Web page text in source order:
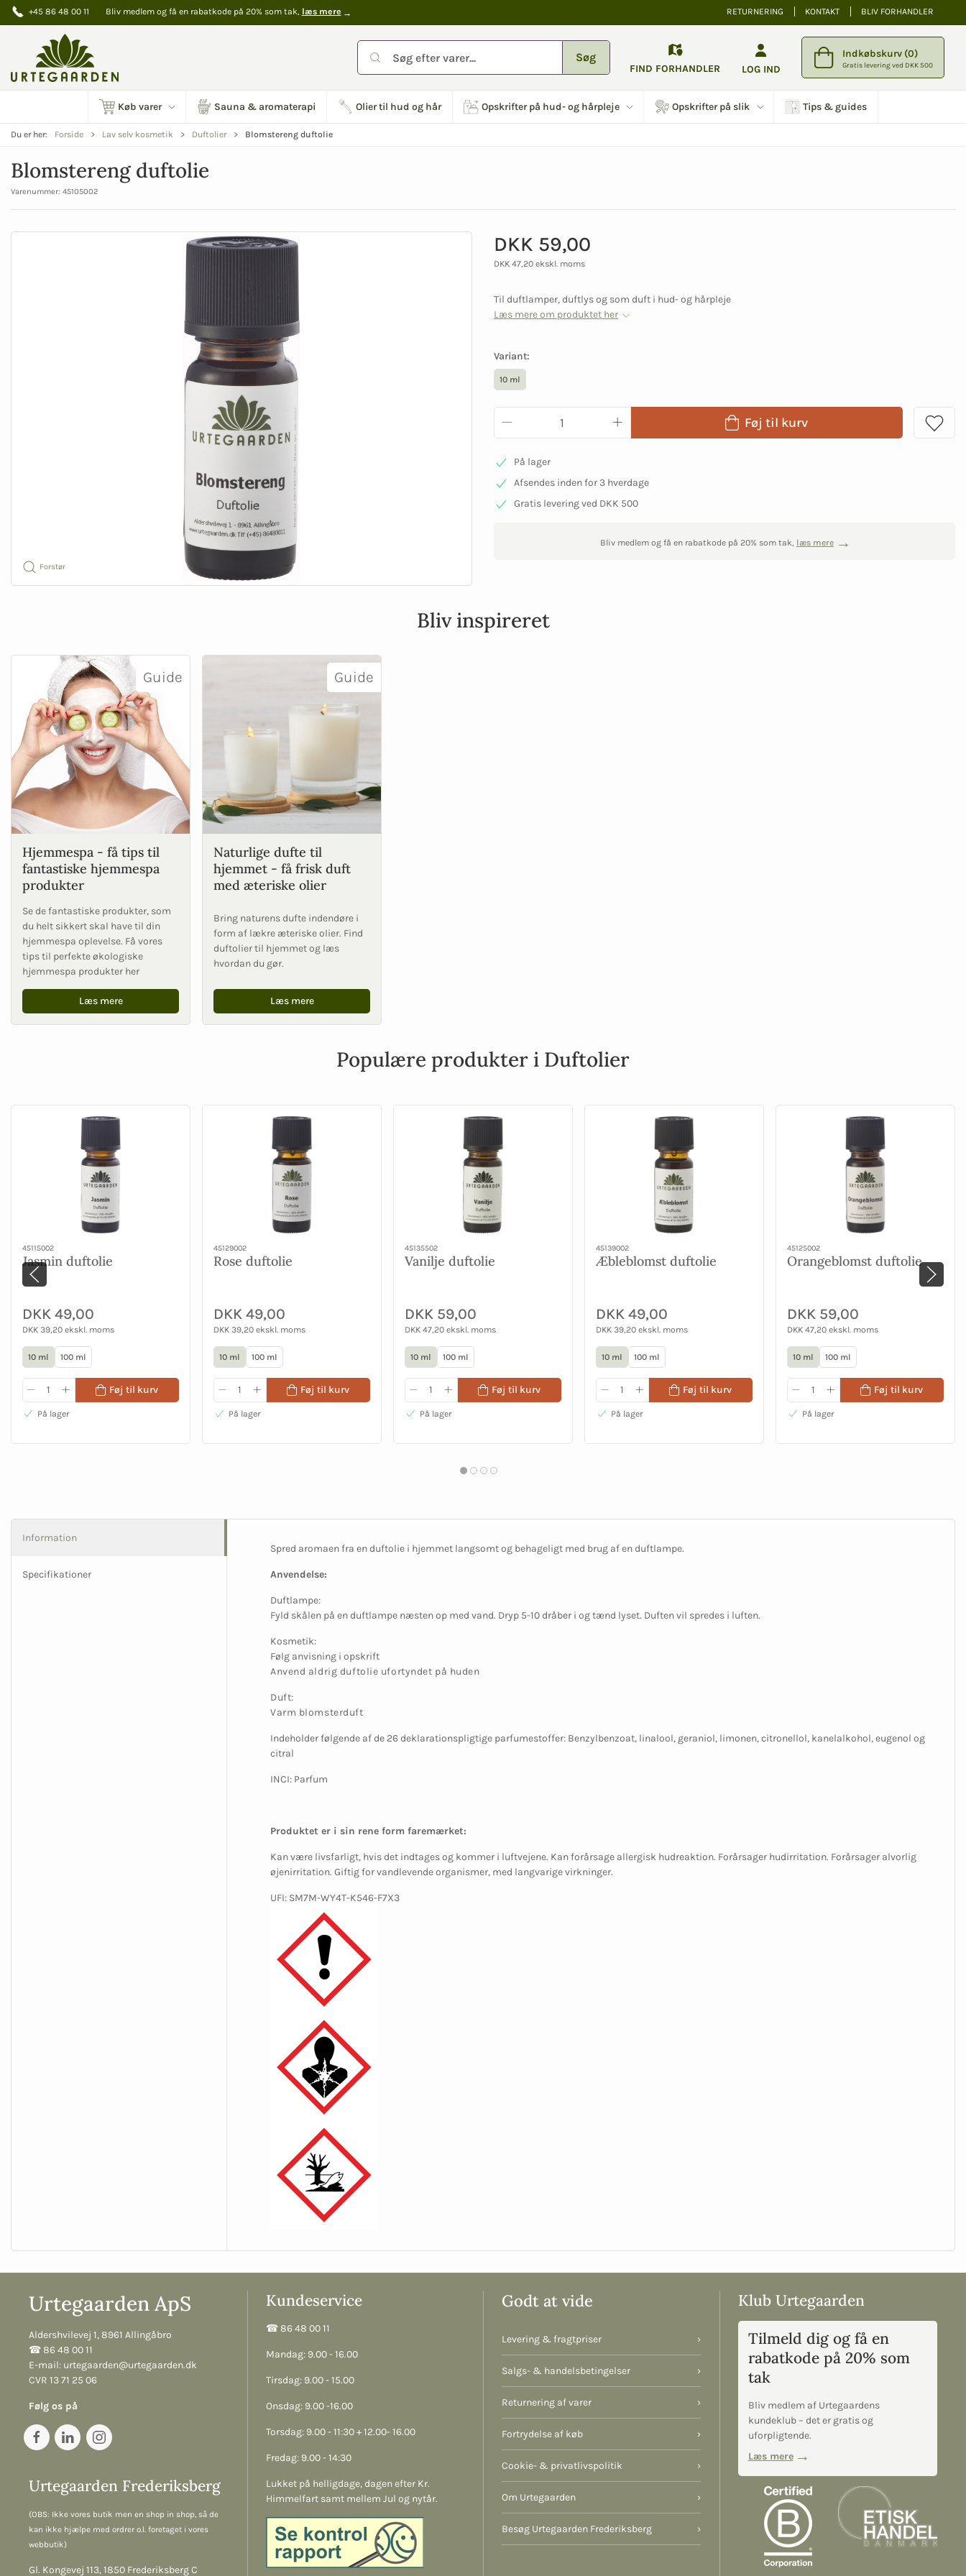
+45 86 48 00 11 Bliv medlem og få en rabatkode på 20% som tak, læs mere RETURNERING KONTAKT BLIV FORHANDLER
Søg
FIND FORHANDLER LOG IND
Indkøbskurv (0)
Gratis levering ved DKK 500
Køb varer Sauna & aromaterapi Olier til hud og hår Opskrifter på hud- og hårpleje Opskrifter på slik Tips & guides
Du er her: Forside Lav selv kosmetik Duftolier Blomstereng duftolie
Blomstereng duftolie
Varenummer: 45105002
Forstør
DKK 59,00
DKK 47,20 ekskl. moms
Til duftlamper, duftlys og som duft i hud- og hårpleje
Læs mere om produktet her
Variant:
10 ml
Føj til kurv
På lager
Afsendes inden for 3 hverdage
Gratis levering ved DKK 500
Bliv medlem og få en rabatkode på 20% som tak, læs mere
Bliv inspireret
Guide
Hjemmespa - få tips til
fantastiske hjemmespa
produkter
Se de fantastiske produkter, som
du helt sikkert skal have til din
hjemmespa oplevelse. Få vores
tips til perfekte økologiske
hjemmespa produkter her
Læs mere
Guide
Naturlige dufte til
hjemmet - få frisk duft
med æteriske olier
Bring naturens dufte indendøre i
form af lækre æteriske olier. Find
duftolier til hjemmet og læs
hvordan du gør.
Læs mere
Populære produkter i Duftolier
45115002
Jasmin duftolie
DKK 49,00
DKK 39,20 ekskl. moms
10 ml 100 ml
Føj til kurv
På lager
45129002
Rose duftolie
DKK 49,00
DKK 39,20 ekskl. moms
10 ml 100 ml
Føj til kurv
På lager
45135502
Vanilje duftolie
DKK 59,00
DKK 47,20 ekskl. moms
10 ml 100 ml
Føj til kurv
På lager
45139002
Æbleblomst duftolie
DKK 49,00
DKK 39,20 ekskl. moms
10 ml 100 ml
Føj til kurv
På lager
45125002
Orangeblomst duftolie
DKK 59,00
DKK 47,20 ekskl. moms
10 ml 100 ml
Føj til kurv
På lager
Information
Specifikationer
Spred aromaen fra en duftolie i hjemmet langsomt og behageligt med brug af en duftlampe.
Anvendelse:
Duftlampe:
Fyld skålen på en duftlampe næsten op med vand. Dryp 5-10 dråber i og tænd lyset. Duften vil spredes i luften.
Kosmetik:
Følg anvisning i opskrift
Anvend aldrig duftolie ufortyndet på huden
Duft:
Varm blomsterduft
Indeholder følgende af de 26 deklarationspligtige parfumestoffer: Benzylbenzoat, linalool, geraniol, limonen, citronellol, kanelalkohol, eugenol og
citral
INCI: Parfum
Produktet er i sin rene form faremærket:
Kan være livsfarligt, hvis det indtages og kommer i luftvejene. Kan forårsage allergisk hudreaktion. Forårsager hudirritation. Forårsager alvorlig
øjenirritation. Giftig for vandlevende organismer, med langvarige virkninger.
UFI: SM7M-WY4T-K546-F7X3
Urtegaarden ApS
Aldershvilevej 1, 8961 Allingåbro
☎︎ 86 48 00 11
E-mail: urtegaarden@urtegaarden.dk
CVR 13 71 25 06
Følg os på
Urtegaarden Frederiksberg
(OBS: Ikke vores butik men en shop in shop, så de
kan ikke hjælpe med ordrer o.l. foretaget i vores
webbutik)
Gl. Kongevej 113, 1850 Frederiksberg C
Kundeservice
☎︎ 86 48 00 11
Mandag: 9.00 - 16.00
Tirsdag: 9.00 - 15.00
Onsdag: 9.00 -16.00
Torsdag: 9.00 - 11:30 + 12.00- 16.00
Fredag: 9.00 - 14:30
Lukket på helligdage, dagen efter Kr.
Himmelfart samt mellem Jul og nytår.
Godt at vide
Levering & fragtpriser ›
Salgs- & handelsbetingelser ›
Returnering af varer ›
Fortrydelse af køb ›
Cookie- & privatlivspolitik ›
Om Urtegaarden ›
Besøg Urtegaarden Frederiksberg ›
Klub Urtegaarden
Tilmeld dig og få en
rabatkode på 20% som
tak
Bliv medlem af Urtegaardens
kundeklub – det er gratis og
uforpligtende.
Læs mere